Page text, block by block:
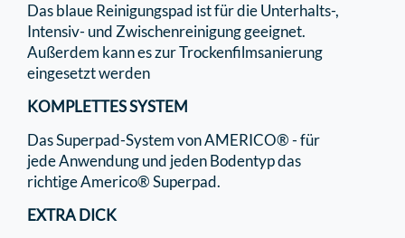
Das blaue Reinigungspad ist für die Unterhalts-,
Intensiv- und Zwischenreinigung geeignet.
Außerdem kann es zur Trockenfilmsanierung
eingesetzt werden
KOMPLETTES SYSTEM
Das Superpad-System von AMERICO® - für
jede Anwendung und jeden Bodentyp das
richtige Americo® Superpad.
EXTRA DICK